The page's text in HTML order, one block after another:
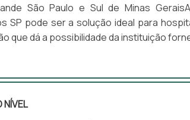
São Paulo e Sul de Minas
SP pode ser a solução ideal para
que dá a possibilidade da instituição
ao paciente e ainda assim economizar,
de pontaDetalhes importantes
um atendimento excelente faz
NÍVEL